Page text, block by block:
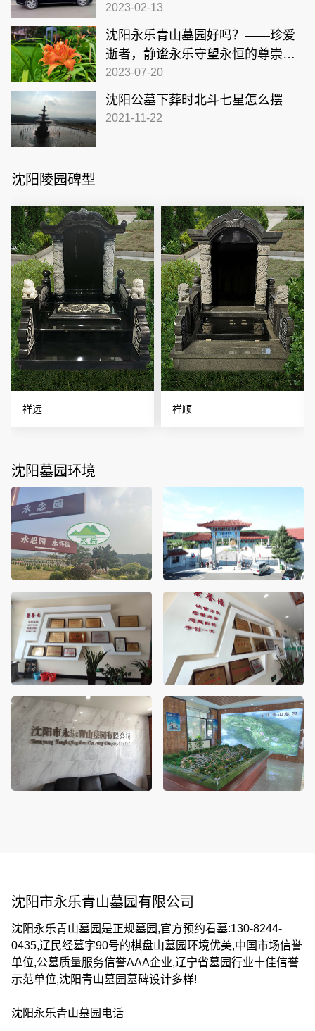
样的？
2023-02-13
沈阳永乐青山墓园好吗？——珍爱
逝者，静谧永乐守望永恒的尊崇之
地
2023-07-20
沈阳公墓下葬时北斗七星怎么摆
2021-11-22
沈阳陵园碑型
祥远 祥顺
沈阳墓园环境
沈阳市永乐青山墓园有限公司
沈阳永乐青山墓园是正规墓园,官方预约看墓:130-8244-
0435,辽民经墓字90号的棋盘山墓园环境优美,中国市场信誉
单位,公墓质量服务信誉AAA企业,辽宁省墓园行业十佳信誉
示范单位,沈阳青山墓园墓碑设计多样!
沈阳永乐青山墓园电话
沈阳陵园壁葬算入土为安吗？传统观念与现
代殡葬文化的解读！
2026-08-01 沈阳陵园壁葬是否算“入土为安”，答
案取决于人们如何理解“安”的含义。从传统角度
看，壁葬与地下土葬存在形式上的区别；但从现
代殡葬文化来看，壁葬同样能够实现逝者安息、
沈阳永乐青山墓园永恒之地，觅一方宁静，
不仅以其独特的风土人情吸引着无数游客，更有